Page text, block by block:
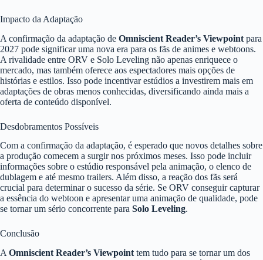
Impacto da Adaptação
A confirmação da adaptação de Omniscient Reader’s Viewpoint para
2027 pode significar uma nova era para os fãs de animes e webtoons.
A rivalidade entre ORV e Solo Leveling não apenas enriquece o
mercado, mas também oferece aos espectadores mais opções de
histórias e estilos. Isso pode incentivar estúdios a investirem mais em
adaptações de obras menos conhecidas, diversificando ainda mais a
oferta de conteúdo disponível.
Desdobramentos Possíveis
Com a confirmação da adaptação, é esperado que novos detalhes sobre
a produção comecem a surgir nos próximos meses. Isso pode incluir
informações sobre o estúdio responsável pela animação, o elenco de
dublagem e até mesmo trailers. Além disso, a reação dos fãs será
crucial para determinar o sucesso da série. Se ORV conseguir capturar
a essência do webtoon e apresentar uma animação de qualidade, pode
se tornar um sério concorrente para Solo Leveling.
Conclusão
A Omniscient Reader’s Viewpoint tem tudo para se tornar um dos